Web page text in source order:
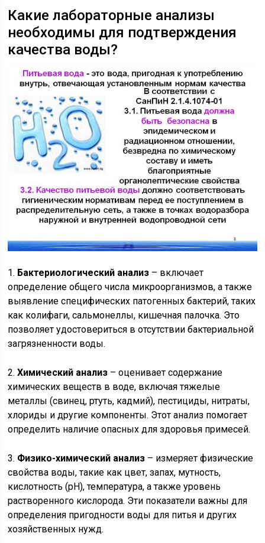
Какие лабораторные анализы
необходимы для подтверждения
качества воды?
1. Бактериологический анализ – включает
определение общего числа микроорганизмов, а также
выявление специфических патогенных бактерий, таких
как колифаги, сальмонеллы, кишечная палочка. Это
позволяет удостовериться в отсутствии бактериальной
загрязненности воды.
2.Химический анализ – оценивает содержание
химических веществ в воде, включая тяжелые
металлы (свинец, ртуть, кадмий), пестициды, нитраты,
хлориды и другие компоненты. Этот анализ помогает
определить наличие опасных для здоровья примесей.
3. Физико-химический анализ – измеряет физические
свойства воды, такие как цвет, запах, мутность,
кислотность (pH), температура, а также уровень
растворенного кислорода. Эти показатели важны для
определения пригодности воды для питья и других
хозяйственных нужд.